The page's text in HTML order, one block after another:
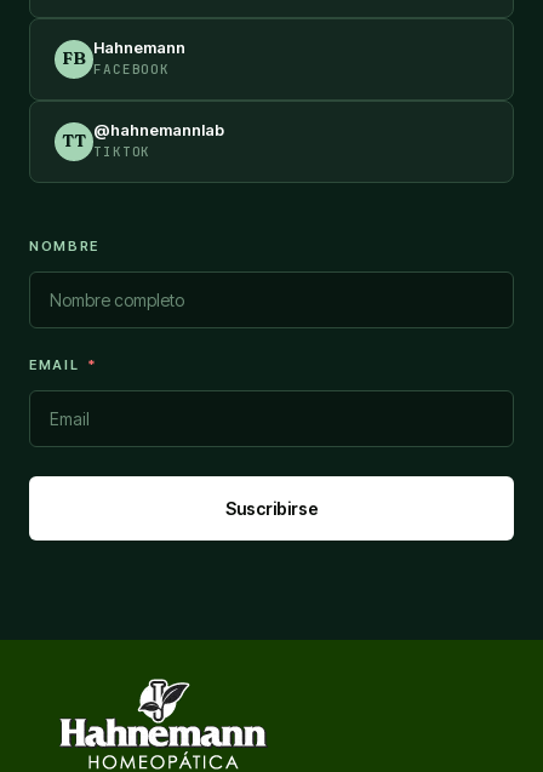
FB
Hahnemann
FACEBOOK
TT
@hahnemannlab
TIKTOK
NOMBRE
EMAIL
Suscribirse